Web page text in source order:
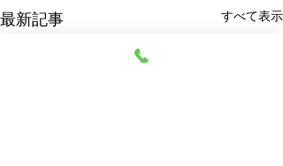
最新記事 すべて表示